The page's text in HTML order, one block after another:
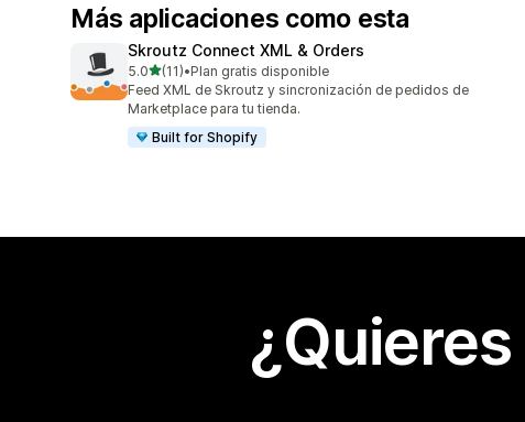
Más aplicaciones como esta
Skroutz Connect XML & Orders
5.0de 5 estrellas
(11)
11 reseñas en total
•Plan gratis disponible
Feed XML de Skroutz y sincronización de pedidos de
Marketplace para tu tienda.
Built for Shopify